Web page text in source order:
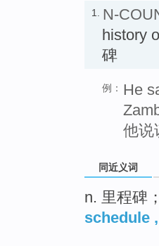
1. N-
history
碑
例： He
他说
同近义词
n. 里程碑
schedule ,